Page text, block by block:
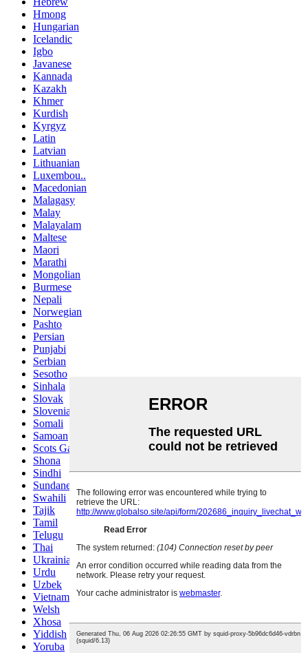
Hmong
Hungarian
Icelandic
Igbo
Javanese
Kannada
Kazakh
Khmer
Kurdish
Kyrgyz
Latin
Latvian
Lithuanian
Luxembou..
Macedonian
Malagasy
Malay
Malayalam
Maltese
Maori
Marathi
Mongolian
Burmese
Nepali
Norwegian
Pashto
Persian
Punjabi
Serbian
Sesotho
Sinhala
Slovak
Slovenian
Somali
Samoan
Scots Gaelic
Shona
Sindhi
Sundanese
Swahili
Tajik
Tamil
Telugu
Thai
Ukrainian
Urdu
Uzbek
Vietnamese
Welsh
Xhosa
Yiddish
Yoruba